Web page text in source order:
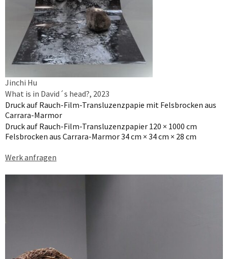
Jinchi Hu
What is in David´s head?, 2023
Druck auf Rauch-Film-Transluzenzpapie mit Felsbrocken aus
Carrara-Marmor
Druck auf Rauch-Film-Transluzenzpapier 120 × 1000 cm
Felsbrocken aus Carrara-Marmor 34 cm × 34 cm × 28 cm
Werk anfragen